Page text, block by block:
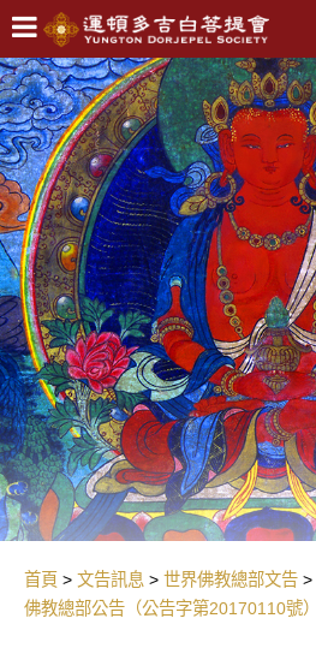
首頁 文告訊息 世界佛教總部文告
佛教總部公告（公告字第20170110號）